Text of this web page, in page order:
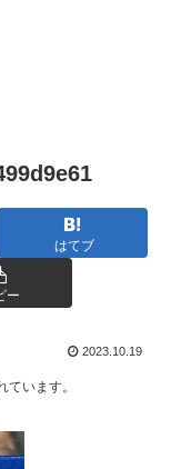
はてブ
ー
2023.10.19
います。